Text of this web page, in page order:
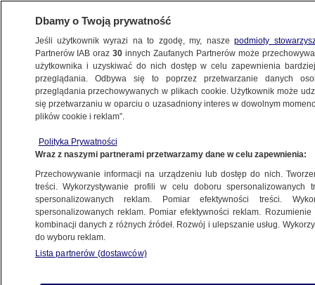
METEO
WOJCIECH RACZYŃSKI
Wojtunio, który wyprzedzał pogodę.
Wojciech Raczyński, nasz synoptyk,
przechodzi na emeryturę
NAJNOWSZE
Deszczowo-burzowy front nad Polską
NAJNOWSZE
Dbamy o Twoją prywatność
Jeśli użytkownik wyrazi na to zgodę, my, naszepodmioty
Partnerów IAB oraz30 innych Zaufanych Partnerów może
użytkownika i uzyskiwać do nich dostęp w celu zapewnienia
przeglądania. Odbywa się to poprzez przetwarzanie danych
przeglądania przechowywanych w plikach cookie. Użytkownik może
się przetwarzaniu w oparciu o uzasadniony interes w dowolnym
plików cookie i reklam”.
Polityka Prywatności
Wraz z naszymi partnerami przetwarzamy dane w celu zapewnienia:
Przechowywanie informacji na urządzeniu lub dostęp do nich.
treści. Wykorzystywanie profili w celu doboru spersonalizowanych
spersonalizowanych reklam. Pomiar efektywności treści.
spersonalizowanych reklam. Pomiar efektywności reklam.
kombinacji danych z różnych źródeł. Rozwój i ulepszanie usług.
do wyboru reklam.
Lista partnerów (dostawców)